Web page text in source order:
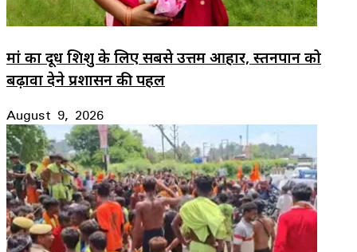
मां का दूध शिशु के लिए सबसे उत्तम आहार, स्तनपान को
बढ़ावा देने प्रशासन की पहल
August 9, 2026